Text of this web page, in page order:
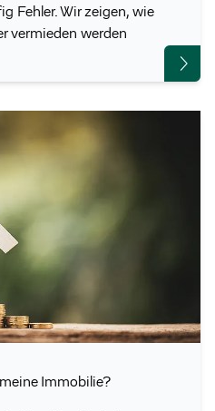
Fehler. Wir zeigen, wie
vermieden werden
Immobilie?